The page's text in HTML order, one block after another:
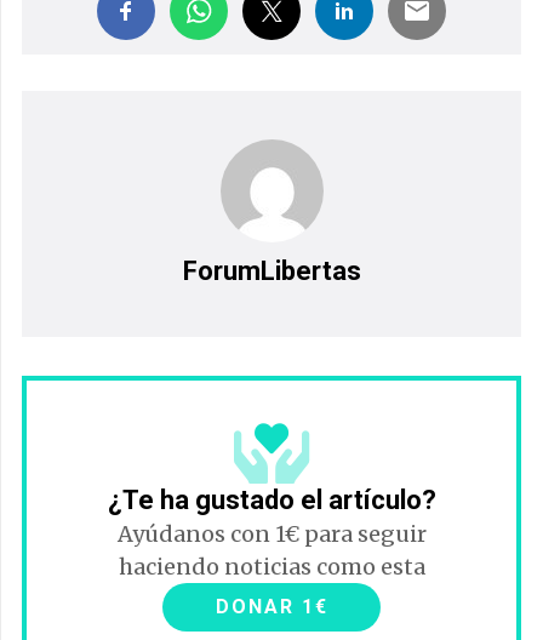
ForumLibertas
¿Te ha gustado el artículo?
Ayúdanos con 1€ para seguir
haciendo noticias como esta
DONAR 1€